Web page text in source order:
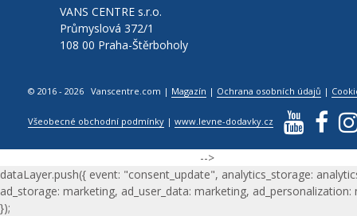
VANS CENTRE s.r.o.
Průmyslová 372/1
108 00 Praha-Štěrboholy
© 2016 - 2026 Vanscentre.com | Magazín | Ochrana osobních údajů |
Všeobecné obchodní podmínky |www.levne-dodavky.cz
-->
dataLayer.push({ event: "consent_update", analytics_storage:
ad_storage: marketing, ad_user_data: marketing, ad_personalization:
});